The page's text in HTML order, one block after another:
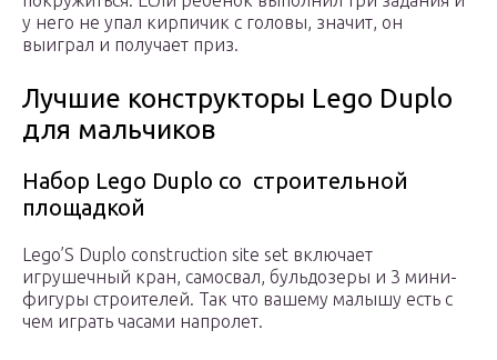
у него не упал кирпичик с головы, значит, он
выиграл и получает приз.
Лучшие конструкторы Lego Duplo
для мальчиков
Набор Lego Duplo со строительной
площадкой
Lego’S Duplo construction site set включает
игрушечный кран, самосвал, бульдозеры и 3 мини-
фигуры строителей. Так что вашему малышу есть с
чем играть часами напролет.